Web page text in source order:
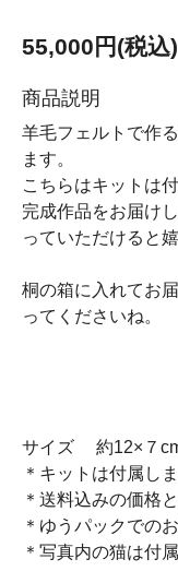
55,000円(税込)
商品説明
羊毛フェルトで作
ます。
こちらはキットは
完成作品をお届け
っていただけると
桐の箱に入れてお
ってくださいね。
サイズ 約12×７
＊キットは付属しま
＊送料込みの価格
＊ゆうパックでの
＊写真内の猫は付